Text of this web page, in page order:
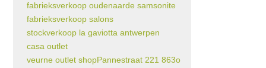
fabrieksverkoop oudenaarde samsonite
fabrieksverkoop salons
stockverkoop la gaviotta antwerpen
casa outlet
veurne outlet shopPannestraat 221 863o